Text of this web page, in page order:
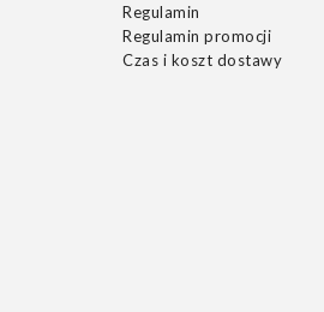
Regulamin
Regulamin promocji
Czas i koszt dostawy